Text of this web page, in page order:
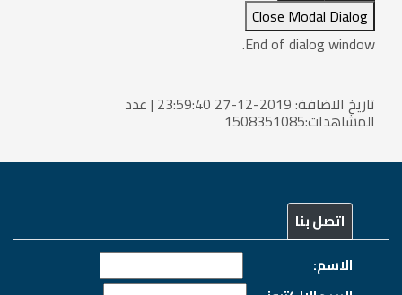
Close Modal Dialog
End of dialog window.
تاريخ الاضافة: 2019-12-27 23:59:40 | عدد
المشاهدات:1508351085
اتصل بنا
الاسم: